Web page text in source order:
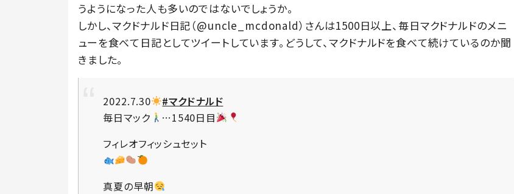
うようになった人も多いのではないでしょうか。
しかし、マクドナルド日記（@uncle_mcdonald）さんは1500日以上、毎日マクドナルドのメニ
ューを食べて日記としてツイートしています。どうして、マクドナルドを食べて続けているのか聞
きました。
2022.7.30
#マクドナルド
毎日マック
…1540日目
フィレオフィッシュセット
真夏の早朝